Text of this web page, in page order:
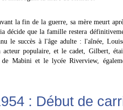
la fin de la guerre, sa mère meurt
décide que la famille restera
le succès à l'âge adulte : l'aînée,
acteur populaire, et le cadet, Gilbert,
Mabini et le lycée Riverview,
: Début de